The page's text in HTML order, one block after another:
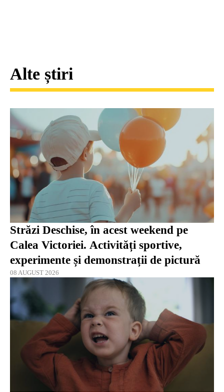
Alte știri
Străzi Deschise, în acest weekend pe
Calea Victoriei. Activități sportive,
experimente și demonstrații de pictură
08 AUGUST 2026